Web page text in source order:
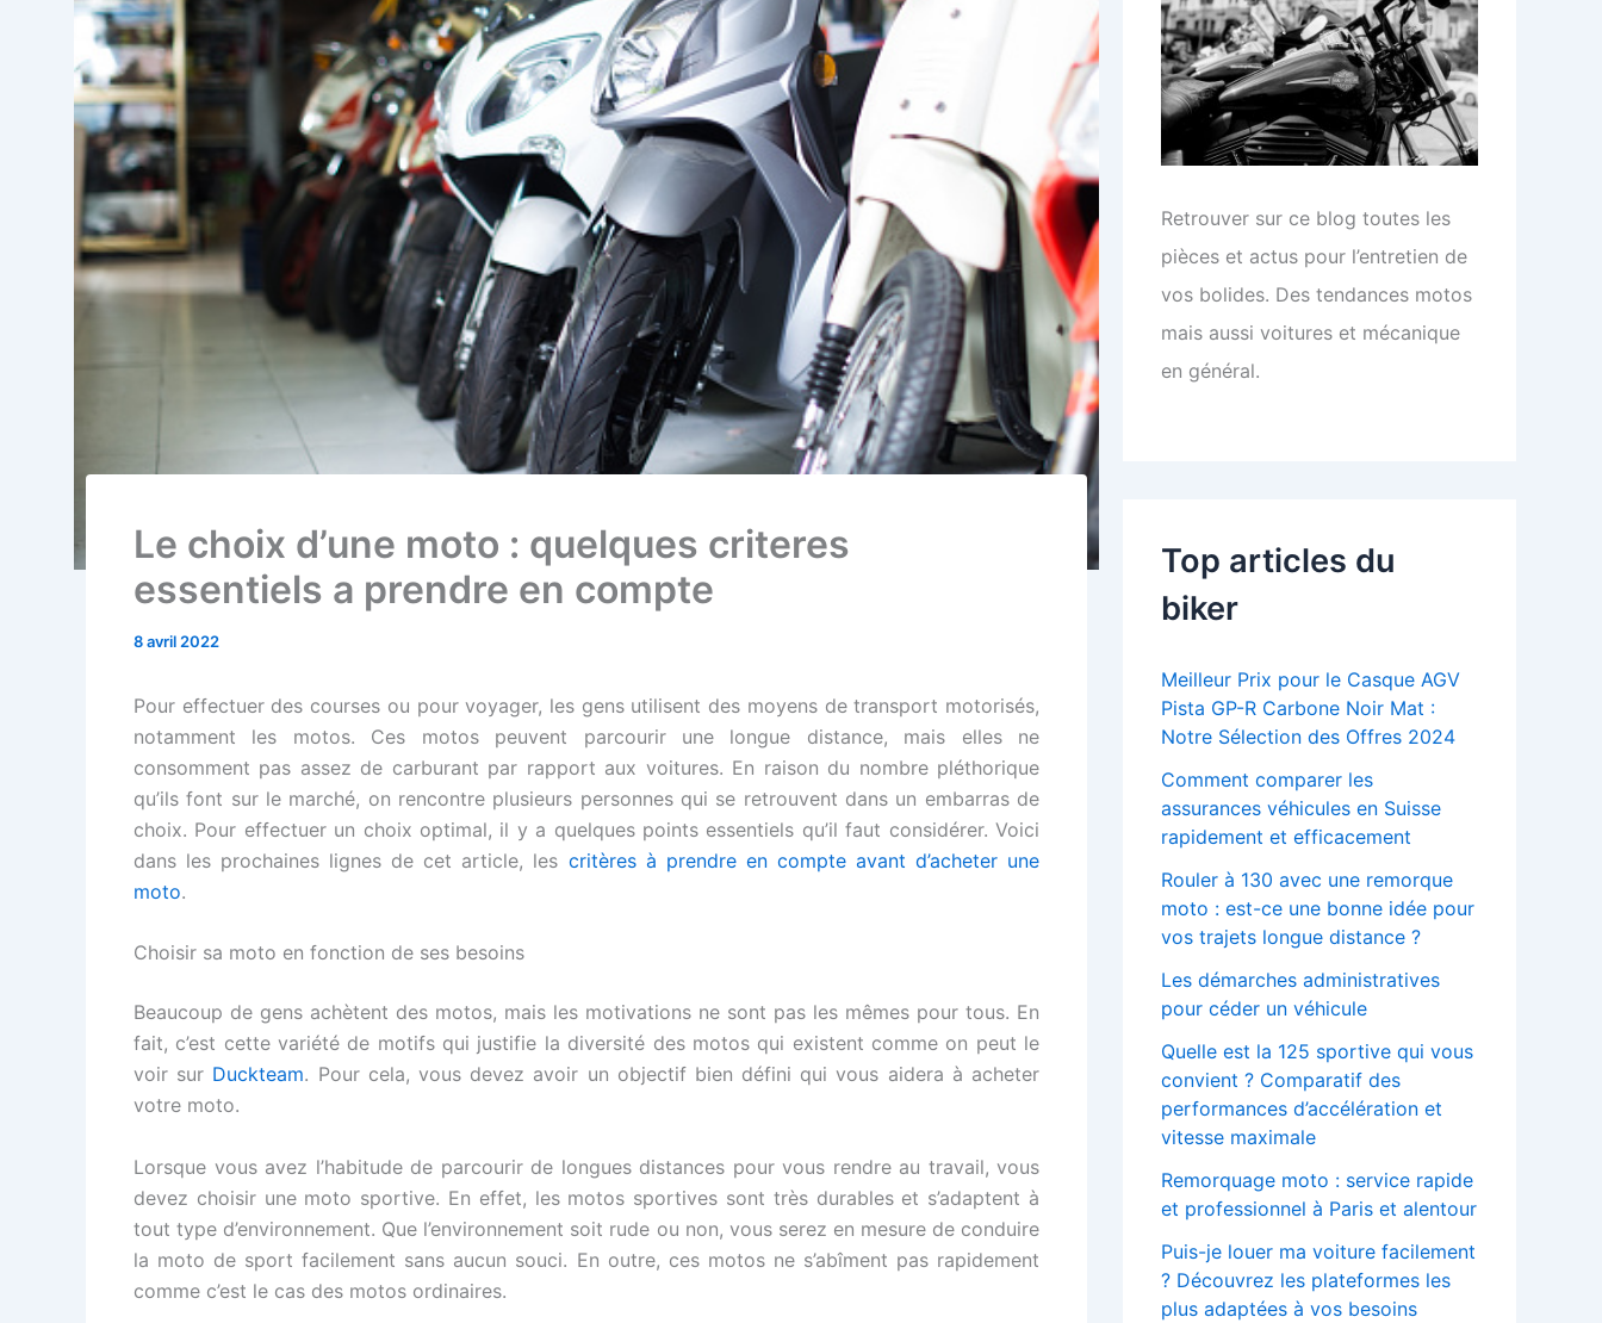
Le choix d’une moto : quelques criteres
essentiels a prendre en compte
8 avril 2022
Pour effectuer des courses ou pour voyager, les gens utilisent des moyens de transport motorisés,
notamment les motos. Ces motos peuvent parcourir une longue distance, mais elles ne
consomment pas assez de carburant par rapport aux voitures. En raison du nombre pléthorique
qu’ils font sur le marché, on rencontre plusieurs personnes qui se retrouvent dans un embarras de
choix. Pour effectuer un choix optimal, il y a quelques points essentiels qu’il faut considérer. Voici
dans les prochaines lignes de cet article, les critères à prendre en compte avant d’acheter une
moto.
Choisir sa moto en fonction de ses besoins
Beaucoup de gens achètent des motos, mais les motivations ne sont pas les mêmes pour tous. En
fait, c’est cette variété de motifs qui justifie la diversité des motos qui existent comme on peut le
voir sur Duckteam. Pour cela, vous devez avoir un objectif bien défini qui vous aidera à acheter
votre moto.
Lorsque vous avez l’habitude de parcourir de longues distances pour vous rendre au travail, vous
devez choisir une moto sportive. En effet, les motos sportives sont très durables et s’adaptent à
tout type d’environnement. Que l’environnement soit rude ou non, vous serez en mesure de conduire
la moto de sport facilement sans aucun souci. En outre, ces motos ne s’abîment pas rapidement
comme c’est le cas des motos ordinaires.
Retrouver sur ce blog toutes les
pièces et actus pour l’entretien de
vos bolides. Des tendances motos
mais aussi voitures et mécanique
en général.
Top articles du
biker
Meilleur Prix pour le Casque AGV
Pista GP-R Carbone Noir Mat :
Notre Sélection des Offres 2024
Comment comparer les
assurances véhicules en Suisse
rapidement et efficacement
Rouler à 130 avec une remorque
moto : est-ce une bonne idée pour
vos trajets longue distance ?
Les démarches administratives
pour céder un véhicule
Quelle est la 125 sportive qui vous
convient ? Comparatif des
performances d’accélération et
vitesse maximale
Remorquage moto : service rapide
et professionnel à Paris et alentour
Puis-je louer ma voiture facilement
? Découvrez les plateformes les
plus adaptées à vos besoins